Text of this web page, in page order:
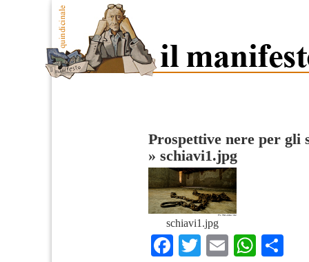
Prospettive nere per gli
» schiavi1.jpg
schiavi1.jpg
Facebook
TwitterEmail